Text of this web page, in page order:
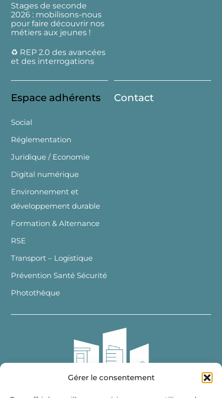
Gérer le consentement
Stages de seconde
2026 : mobilisons-nous
pour faire découvrir nos
métiers aux jeunes !
♻️ REP 2.0 des avancées
et des interrogations
Espace adhérents
Social
Réglementation
Juridique / Economie
Digital numérique
Environnement et
développement durable
Formation & Alternance
RSE
Transport – Logistique
Prévention Santé Sécurité
Photothèque
Contact